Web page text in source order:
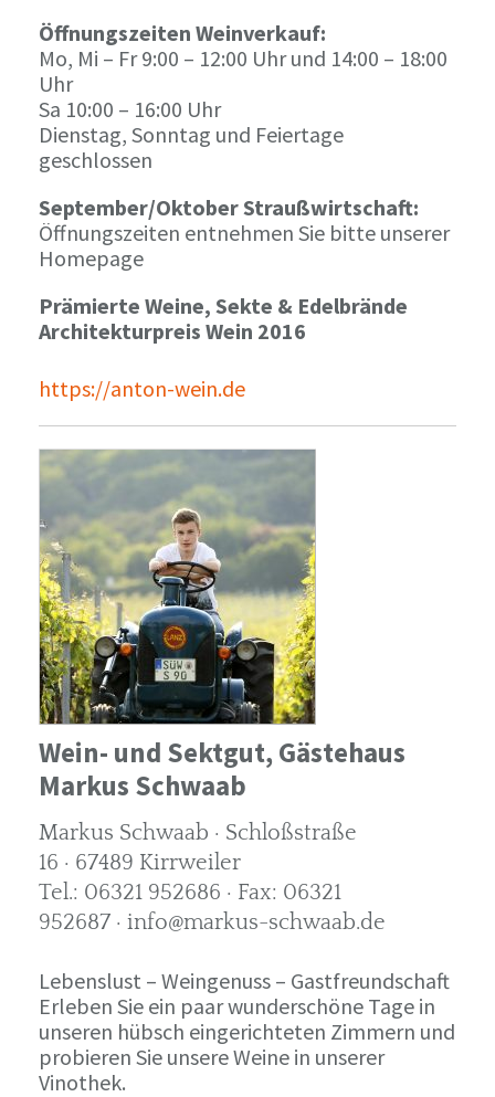
Öffnungszeiten Weinverkauf:
Mo, Mi – Fr 9:00 – 12:00 Uhr und 14:00 – 18:00
Uhr
Sa 10:00 – 16:00 Uhr
Dienstag, Sonntag und Feiertage
geschlossen
September/Oktober Straußwirtschaft:
Öffnungszeiten entnehmen Sie bitte unserer
Homepage
Prämierte Weine, Sekte & Edelbrände
Architekturpreis Wein 2016
https://anton-wein.de
Wein- und Sektgut, Gästehaus
Markus Schwaab
Markus Schwaab · Schloßstraße
16 · 67489 Kirrweiler
Tel.: 06321 952686 · Fax: 06321
952687 · info@markus-schwaab.de
Lebenslust – Weingenuss – Gastfreundschaft
Erleben Sie ein paar wunderschöne Tage in
unseren hübsch eingerichteten Zimmern und
probieren Sie unsere Weine in unserer
Vinothek.